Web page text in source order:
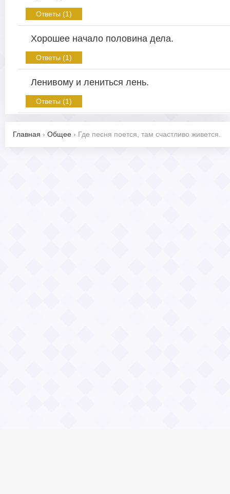
Ответы (1)
Хорошее начало половина дела.
Ответы (1)
Ленивому и лениться лень.
Ответы (1)
Главная › Общее › Где песня поется, там счастливо живется.